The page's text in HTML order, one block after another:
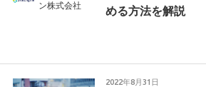
める方法を解説
ン株式会社
2022年8月31日